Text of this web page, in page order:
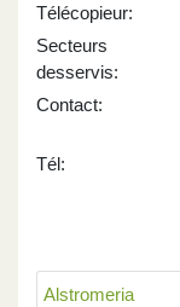
Alstromeria
Télécopieur:
Secteurs
desservis:
Contact:
Tél: